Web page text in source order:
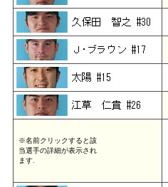
※名前クリックすると該
当選手の詳細が表示され
ます.